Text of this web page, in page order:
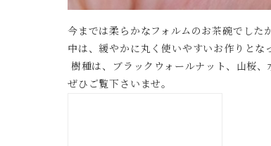
今までは柔らかなフォルムのお茶碗でした
中は、緩やかに丸く使いやすいお作りとな
樹種は、ブラックウォールナット、山桜
ぜひご覧下さいませ。